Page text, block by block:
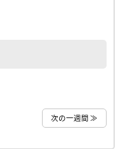
次の一週間 ≫